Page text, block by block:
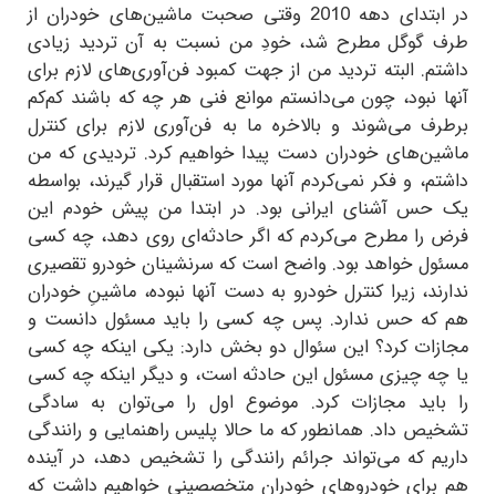
در ابتدای دهه 2010 وقتی صحبت ماشین‌های خودران از
طرف گوگل مطرح شد، خودِ من نسبت به آن تردید زیادی
داشتم. البته تردید من از جهت کمبود فن‌آوری‌های لازم برای
آنها نبود، چون می‌دانستم موانع فنی هر چه که باشند کم‌کم
برطرف می‌شوند و بالاخره ما به فن‌آوری لازم برای کنترل
ماشین‌های خودران دست پیدا خواهیم کرد. تردیدی که من
داشتم، و فکر نمی‌کردم آنها مورد استقبال قرار گیرند، بواسطه
یک حس آشنای ایرانی بود. در ابتدا من پیش خودم این
فرض را مطرح می‌کردم که اگر حادثه‌ای روی دهد، چه کسی
مسئول خواهد بود. واضح است که سرنشینان خودرو تقصیری
ندارند، زیرا کنترل خودرو به دست آنها نبوده، ماشینِ خودران
هم که حس ندارد. پس چه کسی را باید مسئول دانست و
مجازات کرد؟ این سئوال دو بخش دارد: یکی اینکه چه کسی
یا چه چیزی مسئول این حادثه است، و دیگر اینکه چه کسی
را باید مجازات کرد. موضوع اول را می‌توان به سادگی
تشخیص داد. همانطور که ما حالا پلیس راهنمایی و رانندگی
داریم که می‌تواند جرائم رانندگی را تشخیص دهد، در آینده
هم برای خودروهای خودران متخصصینی خواهیم داشت که